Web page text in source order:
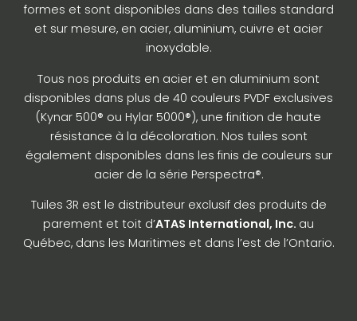
formes et sont disponibles dans des tailles standard
et sur mesure, en acier, aluminium, cuivre et acier
inoxydable.
Tous nos produits en acier et en aluminium sont
disponibles dans plus de 40 couleurs PVDF exclusives
(Kynar 500® ou Hylar 5000®), une finition de haute
résistance à la décoloration. Nos tuiles sont
également disponibles dans les finis de couleurs sur
acier de la série Perspectra®.
Tuiles 3R est le distributeur exclusif des produits de
parement et toit d’ATAS International, Inc. au
Québec, dans les Maritimes et dans l’est de l’Ontario.